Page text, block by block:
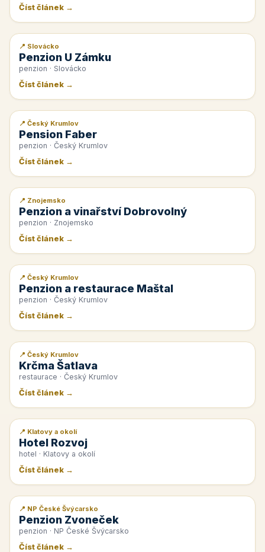
Číst článek →
📰 PR článek
📍 Slovácko
Penzion U Zámku
penzion · Slovácko
Číst článek →
📰 PR článek
📍 Český Krumlov
Pension Faber
penzion · Český Krumlov
Číst článek →
📰 PR článek
📍 Znojemsko
Penzion a vinařství Dobrovolný
penzion · Znojemsko
Číst článek →
📰 PR článek
📍 Český Krumlov
Penzion a restaurace Maštal
penzion · Český Krumlov
Číst článek →
📰 PR článek
📍 Český Krumlov
Krčma Šatlava
restaurace · Český Krumlov
Číst článek →
📰 PR článek
📍 Klatovy a okolí
Hotel Rozvoj
hotel · Klatovy a okolí
Číst článek →
📰 PR článek
📍 NP České Švýcarsko
Penzion Zvoneček
penzion · NP České Švýcarsko
Číst článek →